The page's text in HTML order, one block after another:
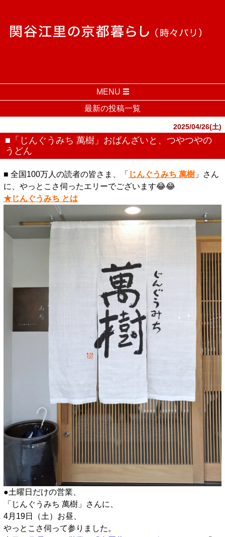
MENU
最新の投稿一覧
2025/04/26(土)
■「じんぐうみち 萬樹」おばんざいと、つやつやの
うどん
■ 全国100万人の読者の皆さま、「 じんぐうみち 萬樹」さん
に、やっとこさ伺ったエリーでございます😂😂
★じんぐうみち とは
●土曜日だけの営業、
「じんぐうみち 萬樹」さんに、
4月19日（土）お昼、
やっとこさ伺って参りました。